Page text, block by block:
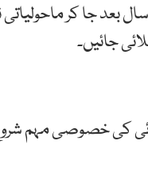
بعد جا کر
جائیں۔
کی خصوصی مہم